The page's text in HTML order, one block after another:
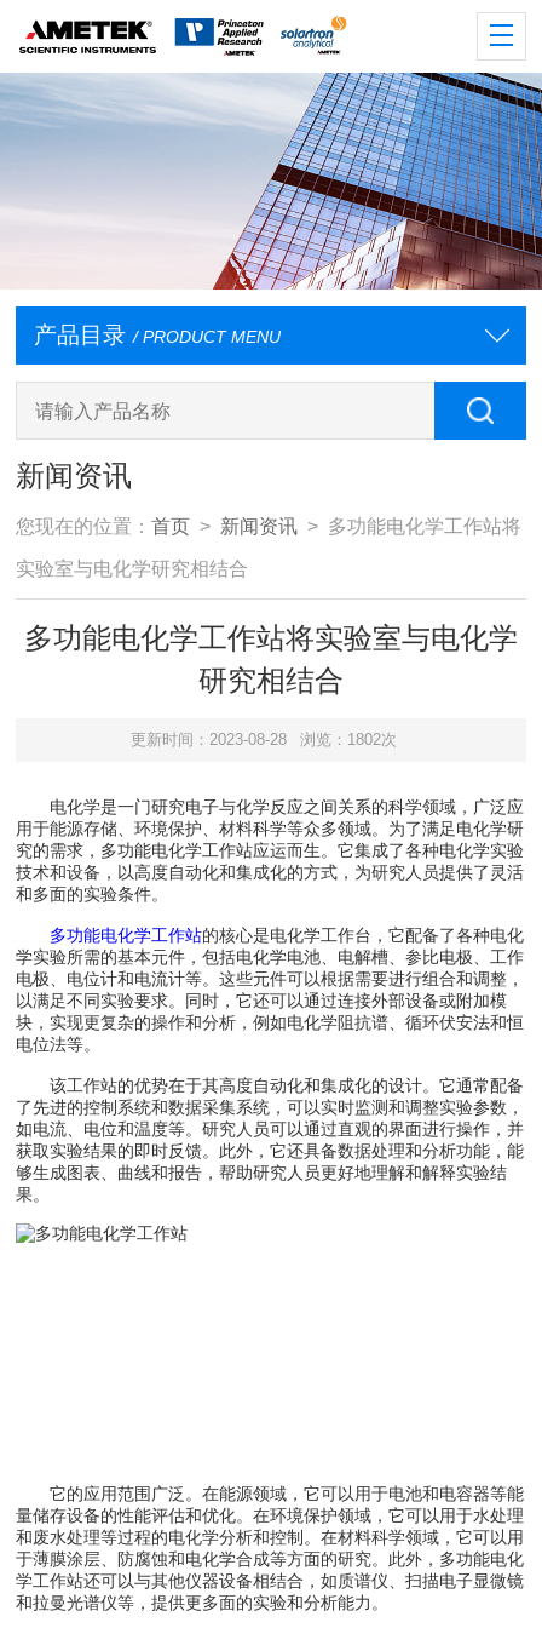
产品目录 / PRODUCT MENU
新闻资讯
您现在的位置：首页 > 新闻资讯 > 多功能电化学工作站将
实验室与电化学研究相结合
多功能电化学工作站将实验室与电化学
研究相结合
更新时间：2023-08-28 浏览：1802次
电化学是一门研究电子与化学反应之间关系的科学领域，广泛应
用于能源存储、环境保护、材料科学等众多领域。为了满足电化学研
究的需求，多功能电化学工作站应运而生。它集成了各种电化学实验
技术和设备，以高度自动化和集成化的方式，为研究人员提供了灵活
和多面的实验条件。
多功能电化学工作站的核心是电化学工作台，它配备了各种电化
学实验所需的基本元件，包括电化学电池、电解槽、参比电极、工作
电极、电位计和电流计等。这些元件可以根据需要进行组合和调整，
以满足不同实验要求。同时，它还可以通过连接外部设备或附加模
块，实现更复杂的操作和分析，例如电化学阻抗谱、循环伏安法和恒
电位法等。
该工作站的优势在于其高度自动化和集成化的设计。它通常配备
了先进的控制系统和数据采集系统，可以实时监测和调整实验参数，
如电流、电位和温度等。研究人员可以通过直观的界面进行操作，并
获取实验结果的即时反馈。此外，它还具备数据处理和分析功能，能
够生成图表、曲线和报告，帮助研究人员更好地理解和解释实验结
果。
它的应用范围广泛。在能源领域，它可以用于电池和电容器等能
量储存设备的性能评估和优化。在环境保护领域，它可以用于水处理
和废水处理等过程的电化学分析和控制。在材料科学领域，它可以用
于薄膜涂层、防腐蚀和电化学合成等方面的研究。此外，多功能电化
学工作站还可以与其他仪器设备相结合，如质谱仪、扫描电子显微镜
和拉曼光谱仪等，提供更多面的实验和分析能力。